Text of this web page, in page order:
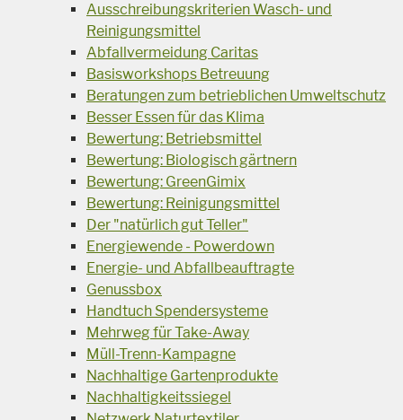
Ausschreibungskriterien Wasch- und
Reinigungsmittel
Abfallvermeidung Caritas
Basisworkshops Betreuung
Beratungen zum betrieblichen Umweltschutz
Besser Essen für das Klima
Bewertung: Betriebsmittel
Bewertung: Biologisch gärtnern
Bewertung: GreenGimix
Bewertung: Reinigungsmittel
Der "natürlich gut Teller"
Energiewende - Powerdown
Energie- und Abfallbeauftragte
Genussbox
Handtuch Spendersysteme
Mehrweg für Take-Away
Müll-Trenn-Kampagne
Nachhaltige Gartenprodukte
Nachhaltigkeitssiegel